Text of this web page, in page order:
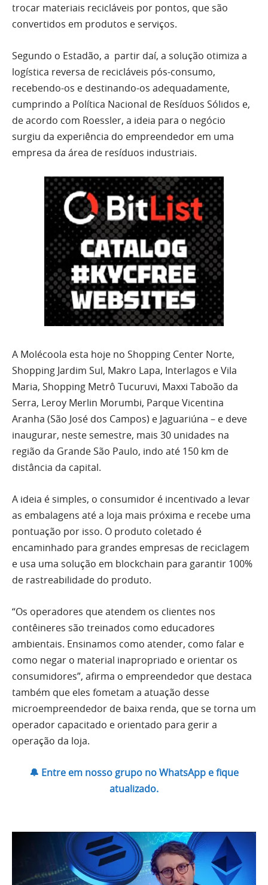
trocar materiais recicláveis por pontos, que são
convertidos em produtos e serviços.
Segundo o Estadão, a partir daí, a solução otimiza a
logística reversa de recicláveis pós-consumo,
recebendo-os e destinando-os adequadamente,
cumprindo a Política Nacional de Resíduos Sólidos e,
de acordo com Roessler, a ideia para o negócio
surgiu da experiência do empreendedor em uma
empresa da área de resíduos industriais.
A Molécoola esta hoje no Shopping Center Norte,
Shopping Jardim Sul, Makro Lapa, Interlagos e Vila
Maria, Shopping Metrô Tucuruvi, Maxxi Taboão da
Serra, Leroy Merlin Morumbi, Parque Vicentina
Aranha (São José dos Campos) e Jaguariúna – e deve
inaugurar, neste semestre, mais 30 unidades na
região da Grande São Paulo, indo até 150 km de
distância da capital.
A ideia é simples, o consumidor é incentivado a levar
as embalagens até a loja mais próxima e recebe uma
pontuação por isso. O produto coletado é
encaminhado para grandes empresas de reciclagem
e usa uma solução em blockchain para garantir 100%
de rastreabilidade do produto.
“Os operadores que atendem os clientes nos
contêineres são treinados como educadores
ambientais. Ensinamos como atender, como falar e
como negar o material inapropriado e orientar os
consumidores”, afirma o empreendedor que destaca
também que eles fometam a atuação desse
microempreendedor de baixa renda, que se torna um
operador capacitado e orientado para gerir a
operação da loja.
🔔 Entre em nosso grupo no WhatsApp e fique
atualizado.